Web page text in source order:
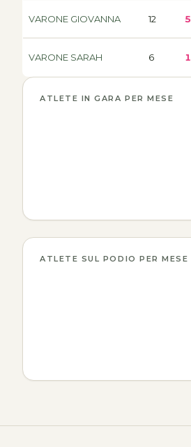
VARONE GIOVANNA 12 5
VARONE SARAH 6 1
ATLETE IN GARA PER MESE
ATLETE SUL PODIO PER MESE